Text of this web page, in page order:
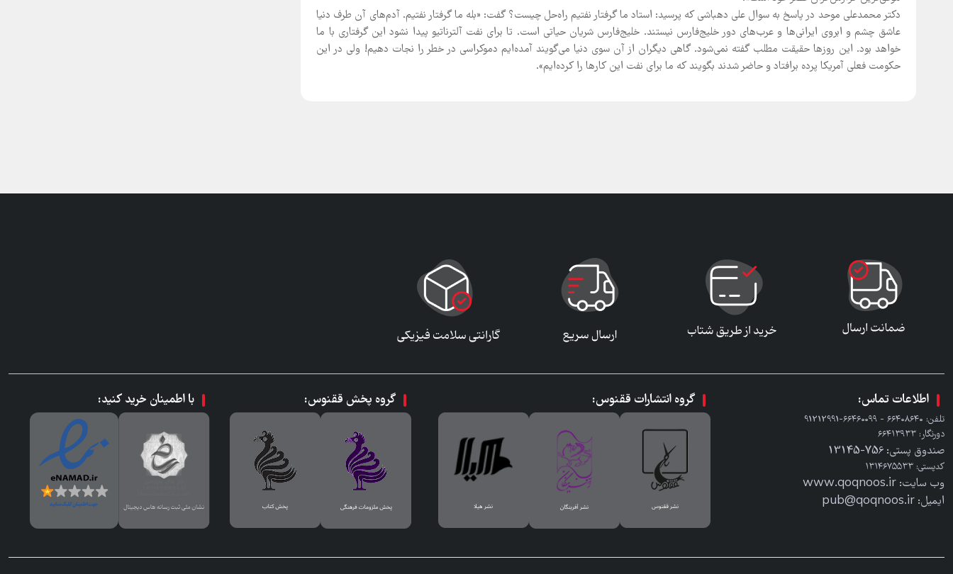
دکتر محمدعلی موحد در پاسخ به سوال علی دهباشی که پرسید: استاد ما گرفتار نفتیم راه‌حل چیست؟ گفت: «بله ما گرفتار نفتیم. آدم‌های آن طرف دنیا
عاشق چشم و ابروی ایرانی‌ها و عرب‌های دور خلیج‌فارس نیستند. خلیج‌فارس شریان حیاتی است. تا برای نفت آلترناتیو پیدا نشود این گرفتاری با ما
خواهد بود. این روزها حقیقت مطلب گفته نمی‌شود. گاهی دیگران از آن سوی دنیا می‌گویند آمده‌ایم دموکراسی در خطر را نجات دهیم! ولی در این
حکومت فعلی آمریکا پرده برافتاد و حاضر شدند بگویند که ما برای نفت این کارها را کرده‌ایم».
اطلاعات تماس:
تلفن: ٦٦٤٠٨٦٤٠ - ٦٦٤٦٠٠٩٩-91212991
دورنگار: ٦٦٤١٣٩٣٣
صندوق پستی: 756-13145
کدپستی: ۱۳۱۴۶۷۵۵۳۳
وب سایت: www.qoqnoos.ir
ایمیل: pub@qoqnoos.ir
گروه انتشارات ققنوس: گروه پخش ققنوس: با اطمینان خرید کنید: